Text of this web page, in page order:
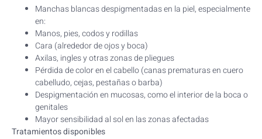
Manchas blancas despigmentadas en la piel, especialmente
en:
Manos, pies, codos y rodillas
Cara (alrededor de ojos y boca)
Axilas, ingles y otras zonas de pliegues
Pérdida de color en el cabello (canas prematuras en cuero
cabelludo, cejas, pestañas o barba)
Despigmentación en mucosas, como el interior de la boca o
genitales
Mayor sensibilidad al sol en las zonas afectadas
Tratamientos disponibles